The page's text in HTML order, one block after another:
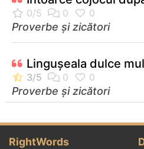
Proverbe și zicători
Linguşeala dulce
Proverbe și zicători
RightWords